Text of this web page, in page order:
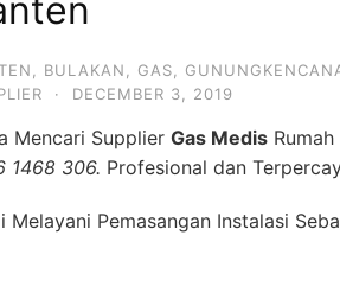
BULAKAN GAS
· DECEMBER 3, 2019
Mencari Supplier Gas Medis
1468 306. Profesional dan
Melayani Pemasangan Instalasi